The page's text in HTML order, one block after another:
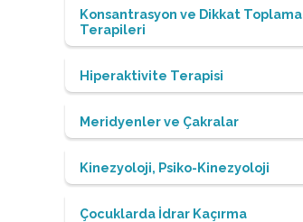
Konsantrasyon ve Dikkat Toplama
Terapileri
Hiperaktivite Terapisi
Meridyenler ve Çakralar
Kinezyoloji, Psiko-Kinezyoloji
Çocuklarda İdrar Kaçırma